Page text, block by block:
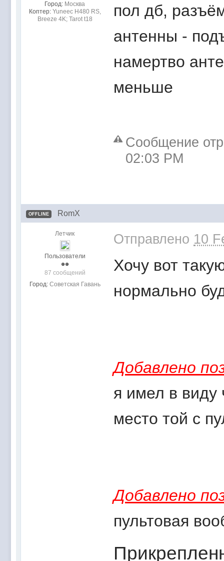
Город: Москва
Коптер: Yuneec H480 RS,
Breeze 4K; Tarot t18
пол дб,
антенны -
намертво
меньше
Сообщение
02:03 PM
OFFLINE RomX
Летчик
Пользователи
87 сообщений
Город: Советская Гавань
Отправлено 10
Хочу вот
нормально
Добавлено
я имел в виду
место той с
Добавлено
пультовая